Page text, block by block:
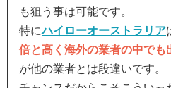
も狙う事は可能です。
特にハイローオーストラリア
倍と高く海外の業者の中でも
が他の業者とは段違いです。